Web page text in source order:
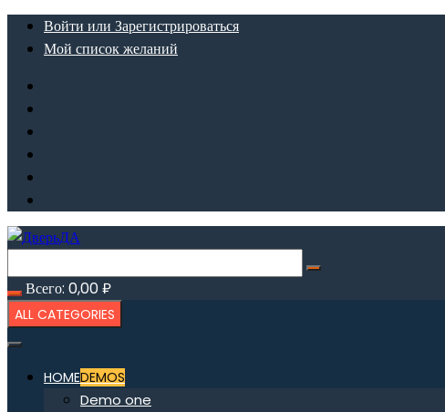
ПерейтиВойти или Зарегистрироваться
Мой список желаний
Всего: 0,00₽
ALL CATEGORIES
HOMEDEMOS
Demo one